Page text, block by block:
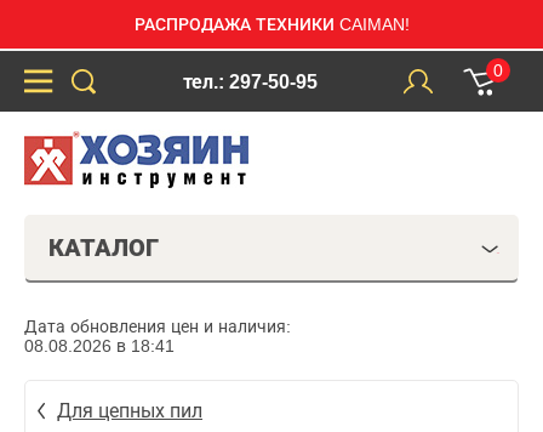
РАСПРОДАЖА ТЕХНИКИ CAIMAN!
тел.: 297-50-95
0
КАТАЛОГ
Дата обновления цен и наличия:
08.08.2026 в 18:41
Для цепных пил